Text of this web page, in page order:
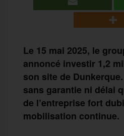
Le 15 mai 2025, le
annoncé investir 1,2
son site de
sans garantie ni délai
de l’entreprise fort
mobilisation continue.